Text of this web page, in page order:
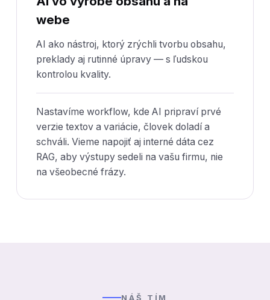
webe
AI ako nástroj, ktorý zrýchli tvorbu obsahu,
preklady aj rutinné úpravy — s ľudskou
kontrolou kvality.
Nastavíme workflow, kde AI pripraví prvé
verzie textov a variácie, človek doladí a
schváli. Vieme napojiť aj interné dáta cez
RAG, aby výstupy sedeli na vašu firmu, nie
na všeobecné frázy.
NÁŠ TÍM